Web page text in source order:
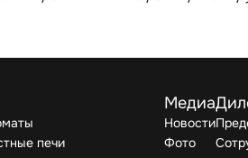
печи
Медиа
Новости
Фото